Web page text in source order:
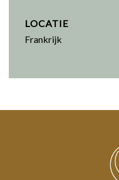
LOCATIE
Frankrijk